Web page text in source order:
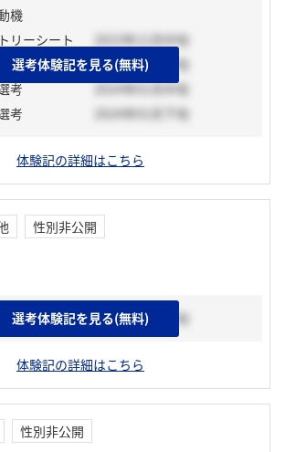
機
リーシート
2023年11月中旬
考
2023年11月下旬
考
2024年01月中旬
考
2024年01月下旬
体験記の詳細はこちら
選考体験記を見る(無料)
性別非公開
2024年06月下旬
体験記の詳細はこちら
選考体験記を見る(無料)
性別非公開